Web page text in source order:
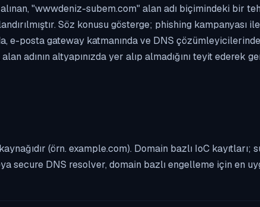
"wwwdeniz-subem.com" alan adı biçimindeki bir
Söz konusu gösterge; phishing kampanyası
e-posta gateway katmanında ve DNS
adının altyapınızda yer alıp almadığını teyit ederek
(örn. example.com). Domain bazlı IoC
secure DNS resolver, domain bazlı engelleme için en